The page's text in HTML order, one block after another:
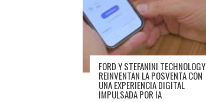
FORD Y STEFANINI TECHNOLOGY
REINVENTAN LA POSVENTA CON
UNA EXPERIENCIA DIGITAL
IMPULSADA POR IA